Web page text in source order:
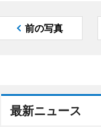
前の写真
最新ニュース